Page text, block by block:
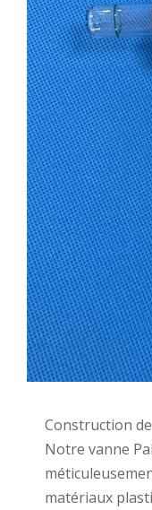
Construction
Notre vanne
matériaux